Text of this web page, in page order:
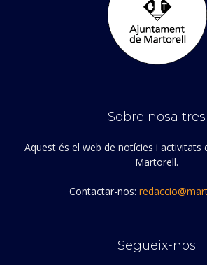
Sobre nosaltres
Aquest és el web de notícies i activitats
Martorell.
Contactar-nos:
Segueix-nos